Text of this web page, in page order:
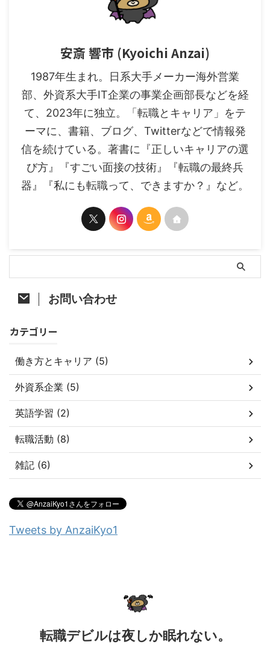
安斎 響市 (Kyoichi Anzai)
1987年生まれ。日系大手メーカー海外営業
部、外資系大手IT企業の事業企画部長などを経
て、2023年に独立。「転職とキャリア」をテ
ーマに、書籍、ブログ、Twitterなどで情報発
信を続けている。著書に『正しいキャリアの選
び方』『すごい面接の技術』『転職の最終兵
器』『私にも転職って、できますか？』など。
お問い合わせ
カテゴリー
働き方とキャリア (5)
外資系企業 (5)
英語学習 (2)
転職活動 (8)
雑記 (6)
Tweets by AnzaiKyo1
転職デビルは夜しか眠れない。